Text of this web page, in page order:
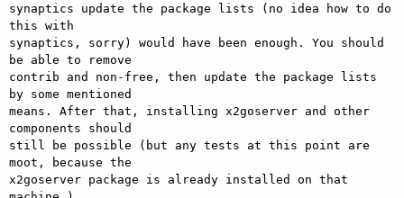
synaptics update the package lists (no idea how to do
this with
synaptics, sorry) would have been enough. You should
be able to remove
contrib and non-free, then update the package lists
by some mentioned
means. After that, installing x2goserver and other
components should
still be possible (but any tests at this point are
moot, because the
x2goserver package is already installed on that